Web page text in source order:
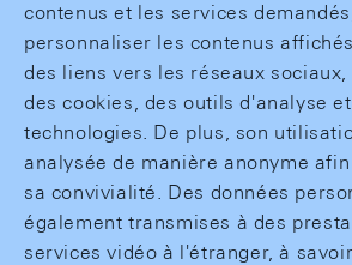
contenus et les services
personnaliser les contenus
des liens vers les réseaux
des cookies, des outils d'analyse
technologies. De plus, son
analysée de manière anonyme
sa convivialité. Des données
également transmises à des
services vidéo à l'étranger, à